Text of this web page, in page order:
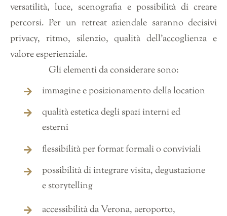
versatilità, luce, scenografia e possibilità di creare
percorsi. Per un retreat aziendale saranno decisivi
privacy, ritmo, silenzio, qualità dell’accoglienza e
valore esperienziale.
Gli elementi da considerare sono:
immagine e posizionamento della location
qualità estetica degli spazi interni ed
esterni
flessibilità per format formali o conviviali
possibilità di integrare visita, degustazione
e storytelling
accessibilità da Verona, aeroporto,